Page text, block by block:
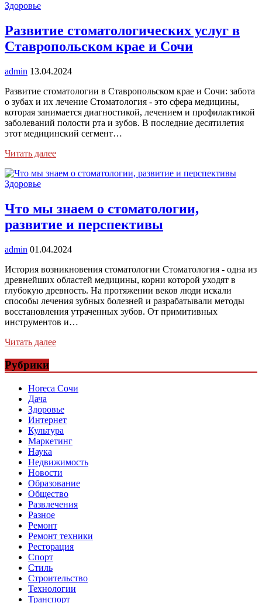
Здоровье
Развитие стоматологических услуг в
Ставропольском крае и Сочи
admin 13.04.2024
Развитие стоматологии в Ставропольском крае и Сочи: забота
о зубах и их лечение Стоматология - это сфера медицины,
которая занимается диагностикой, лечением и профилактикой
заболеваний полости рта и зубов. В последние десятилетия
этот медицинский сегмент…
Читать далее
Здоровье
Что мы знаем о стоматологии,
развитие и перспективы
admin 01.04.2024
История возникновения стоматологии Стоматология - одна из
древнейших областей медицины, корни которой уходят в
глубокую древность. На протяжении веков люди искали
способы лечения зубных болезней и разрабатывали методы
восстановления утраченных зубов. От примитивных
инструментов и…
Читать далее
Рубрики
Horeca Сочи
Дача
Здоровье
Интернет
Культура
Маркетинг
Наука
Недвижимость
Новости
Образование
Общество
Развлечения
Разное
Ремонт
Ремонт техники
Ресторация
Спорт
Стиль
Строительство
Технологии
Транспорт